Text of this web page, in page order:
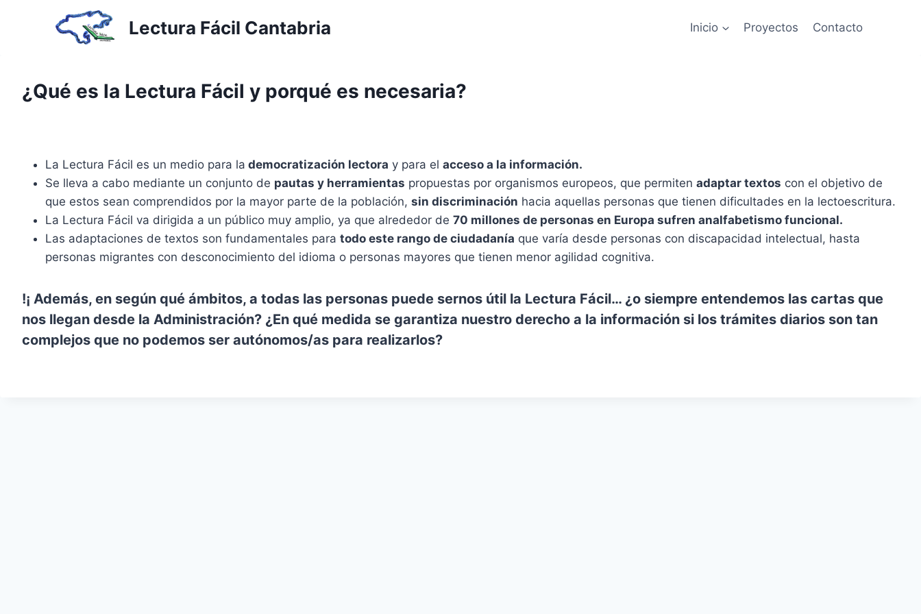
Lectura Fácil Cantabria Inicio Proyectos Contacto
¿Qué es la Lectura Fácil y porqué es necesaria?
La Lectura Fácil es un medio para la democratización lectora y para el acceso a la información.
Se lleva a cabo mediante un conjunto de pautas y herramientas propuestas por organismos europeos, que permiten adaptar textos con el objetivo de
que estos sean comprendidos por la mayor parte de la población, sin discriminación hacia aquellas personas que tienen dificultades en la lectoescritura.
La Lectura Fácil va dirigida a un público muy amplio, ya que alrededor de 70 millones de personas en Europa sufren analfabetismo funcional.
Las adaptaciones de textos son fundamentales para todo este rango de ciudadanía que varía desde personas con discapacidad intelectual, hasta
personas migrantes con desconocimiento del idioma o personas mayores que tienen menor agilidad cognitiva.
!¡ Además, en según qué ámbitos, a todas las personas puede sernos útil la Lectura Fácil… ¿o siempre entendemos las cartas que
nos llegan desde la Administración? ¿En qué medida se garantiza nuestro derecho a la información si los trámites diarios son tan
complejos que no podemos ser autónomos/as para realizarlos?